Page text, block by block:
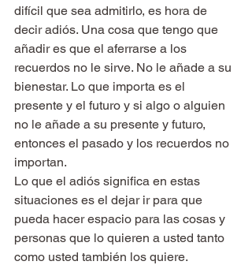
difícil que sea admitirlo, es hora de
decir adiós. Una cosa que tengo que
añadir es que el aferrarse a los
recuerdos no le sirve. No le añade a su
bienestar. Lo que importa es el
presente y el futuro y si algo o alguien
no le añade a su presente y futuro,
entonces el pasado y los recuerdos no
importan.
Lo que el adiós significa en estas
situaciones es el dejar ir para que
pueda hacer espacio para las cosas y
personas que lo quieren a usted tanto
como usted también los quiere.